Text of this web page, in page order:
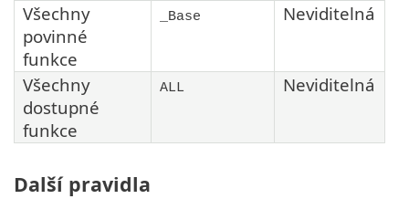
Všechny
povinné
funkce
_Base Neviditelná
Všechny
dostupné
funkce
ALL Neviditelná
Další pravidla